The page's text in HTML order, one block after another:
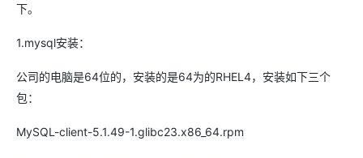
下。
1.mysql安装：
公司的电脑是64位的，安装的是64为的RHEL4，安装如下三个
包：
MySQL-client-5.1.49-1.glibc23.x86_64.rpm